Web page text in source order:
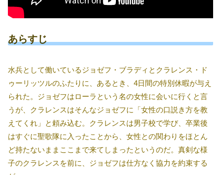
あらすじ
水兵として働いているジョゼフ・ブラディとクラレンス・ド
ゥーリッツルのふたりに、あるとき、4日間の特別休暇が与え
られた。ジョゼフはローラという名の女性に会いに行くと言
うが、クラレンスはそんなジョゼフに「女性の口説き方を教
えてくれ」と頼み込む。クラレンスは男子校で学び、卒業後
はすぐに聖歌隊に入ったことから、女性との関わりをほとん
ど持たないままここまで来てしまったというのだ。真剣な様
子のクラレンスを前に、ジョゼフは仕方なく協力を約束する